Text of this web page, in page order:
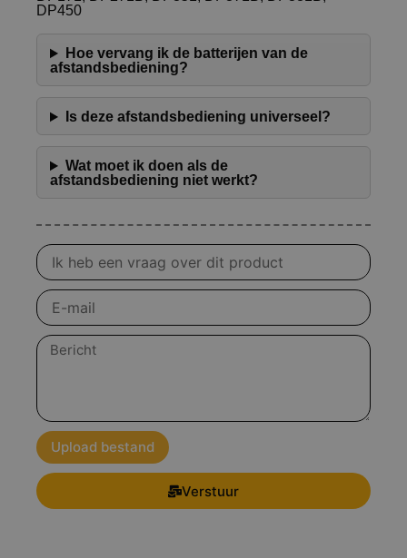
DP450
Hoe vervang ik de batterijen van de
afstandsbediening?
Is deze afstandsbediening universeel?
Wat moet ik doen als de
afstandsbediening niet werkt?
Vraag
over
product
E-
mail
Bericht
Upload bestand
Verstuur